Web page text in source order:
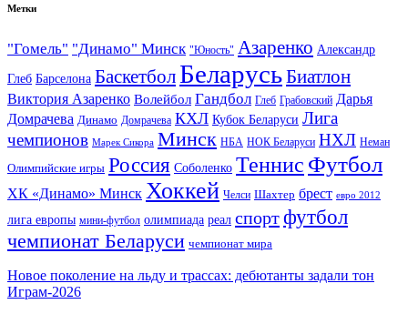
Метки
"Гомель" "Динамо" Минск "Юность" Азаренко Александр
Глеб Барселона Баскетбол БеларусьБиатлон
Виктория Азаренко Волейбол Гандбол Глеб Грабовский Дарья
Домрачева Динамо Домрачева КХЛ Кубок Беларуси Лига
чемпионов Марек Сикора Минск НБА НОК Беларуси НХЛ Неман
Олимпийские игры Россия Соболенко Теннис Футбол
ХК «Динамо» Минск Хоккей Челси Шахтер брест евро 2012
лига европы мини-футбол олимпиада реал спортфутбол
чемпионат Беларуси чемпионат мира
Новое поколение на льду и трассах: дебютанты задали тон
Играм-2026